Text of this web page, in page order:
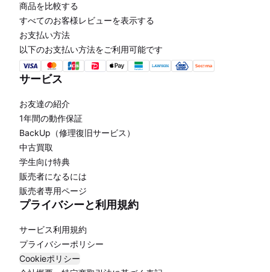
商品を比較する
すべてのお客様レビューを表示する
お支払い方法
以下のお支払い方法をご利用可能です
サービス
お友達の紹介
1年間の動作保証
BackUp（修理復旧サービス）
中古買取
学生向け特典
販売者になるには
販売者専用ページ
プライバシーと利用規約
サービス利用規約
プライバシーポリシー
Cookieポリシー